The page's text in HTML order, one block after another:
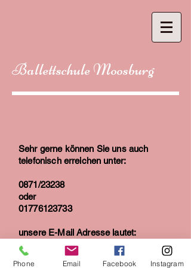
Ballettschule Moosburg
Sehr gerne können Sie uns auch
telefonisch erreichen unter:
0871/23238
oder
01776123733
unsere E-Mail Adresse lautet:
ballettamfuerstenhof@gmail.com
Phone Email Facebook Instagram